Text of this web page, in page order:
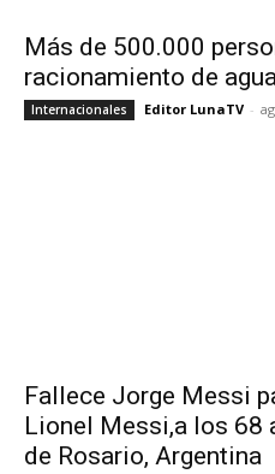
Más de 500.000
racionamiento de
Internacionales Editor LunaTV -
Fallece Jorge Messi
Lionel Messi,a los 68
de Rosario, Argentina